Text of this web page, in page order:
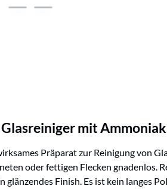
mit
Präparat zur Reinigung von
oder fettigen Flecken
Finish. Es ist kein langes